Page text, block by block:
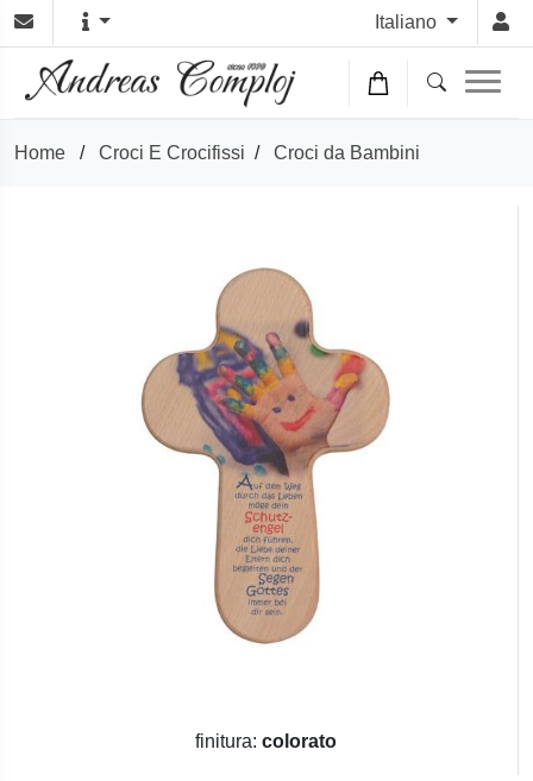
Italiano
Home / Croci E Crocifissi / Croci da Bambini
finitura: colorato